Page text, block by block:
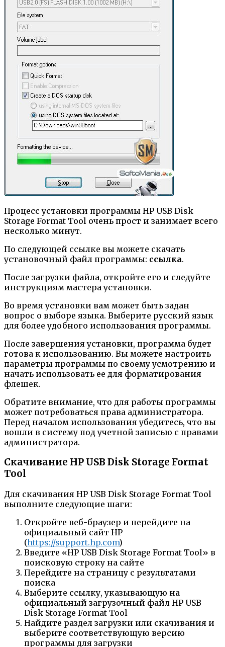
Процесс установки программы HP USB Disk
Storage Format Tool очень прост и занимает всего
несколько минут.
По следующей ссылке вы можете скачать
установочный файл программы: ссылка.
После загрузки файла, откройте его и следуйте
инструкциям мастера установки.
Во время установки вам может быть задан
вопрос о выборе языка. Выберите русский язык
для более удобного использования программы.
После завершения установки, программа будет
готова к использованию. Вы можете настроить
параметры программы по своему усмотрению и
начать использовать ее для форматирования
флешек.
Обратите внимание, что для работы программы
может потребоваться права администратора.
Перед началом использования убедитесь, что вы
вошли в систему под учетной записью с правами
администратора.
Скачивание HP USB Disk Storage Format
Tool
Для скачивания HP USB Disk Storage Format Tool
выполните следующие шаги:
Откройте веб-браузер и перейдите на
официальный сайт HP
(https://support.hp.com)
Введите «HP USB Disk Storage Format Tool» в
поисковую строку на сайте
Перейдите на страницу с результатами
поиска
Выберите ссылку, указывающую на
официальный загрузочный файл HP USB
Disk Storage Format Tool
Найдите раздел загрузки или скачивания и
выберите соответствующую версию
программы для загрузки